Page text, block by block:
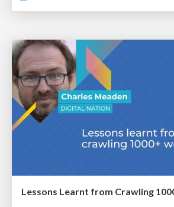
Lessons Learnt from Crawling